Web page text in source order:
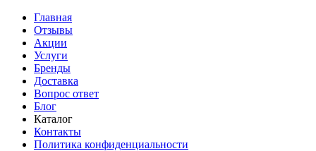
Главная
Отзывы
Акции
Услуги
Бренды
Доставка
Вопрос ответ
Блог
Каталог
Контакты
Политика конфиденциальности